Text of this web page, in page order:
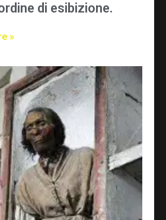
di esibizione.
»